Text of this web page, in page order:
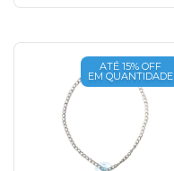
ATÉ 15% OFF
EM QUANTIDADE